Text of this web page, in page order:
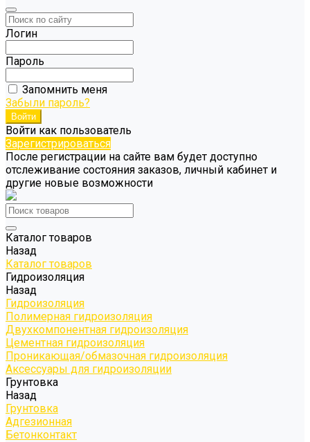
Логин
Пароль
Запомнить меня
Забыли пароль?
Войти как пользователь
Зарегистрироваться
После регистрации на сайте вам будет доступно
отслеживание состояния заказов, личный кабинет и
другие новые возможности
Каталог товаров
Назад
Каталог товаров
Гидроизоляция
Назад
Гидроизоляция
Полимерная гидроизоляция
Двухкомпонентная гидроизоляция
Цементная гидроизоляция
Проникающая/обмазочная гидроизоляция
Аксессуары для гидроизоляции
Грунтовка
Назад
Грунтовка
Адгезионная
Бетонконтакт